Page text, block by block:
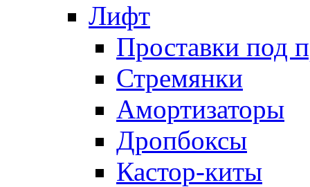
Лифт
Проставки под
Стремянки
Амортизаторы
Дропбоксы
Кастор-киты